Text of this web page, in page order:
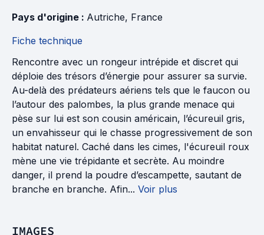
Pays d'origine : Autriche, France
Fiche technique
Rencontre avec un rongeur intrépide et discret qui
déploie des trésors d’énergie pour assurer sa survie.
Au-delà des prédateurs aériens tels que le faucon ou
l’autour des palombes, la plus grande menace qui
pèse sur lui est son cousin américain, l’écureuil gris,
un envahisseur qui le chasse progressivement de son
habitat naturel. Caché dans les cimes, l'écureuil roux
mène une vie trépidante et secrète. Au moindre
danger, il prend la poudre d’escampette, sautant de
branche en branche. Afin... Voir plus
IMAGES